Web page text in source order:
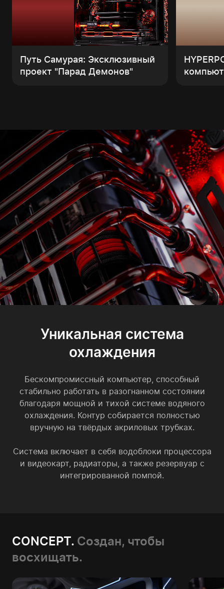
Путь Самурая: Эксклюзивный
проект "Парад Демонов"
Уникальная система
охлаждения
Бескомпромиссный компьютер, способный
стабильно работать в разогнанном состоянии
благодаря мощной и тихой системе водяного
охлаждения. Контур собирается полностью
вручную на твёрдых акриловых трубках.
Система включает в себя водоблоки процессора
и видеокарт, радиаторы, а также резервуар с
интегрированной помпой.
CONCEPT. Создан, чтобы
восхищать.